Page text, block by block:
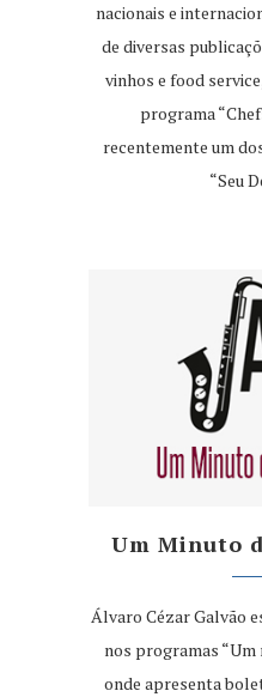
nacionais e
de diversas
vinhos e food
programa
recentemente um
“Seu
Um Minuto
Álvaro Cézar Galvão
nos programas
onde apresenta